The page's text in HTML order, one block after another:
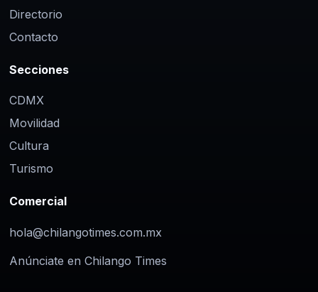
Directorio
Contacto
Secciones
CDMX
Movilidad
Cultura
Turismo
Comercial
hola@chilangotimes.com.mx
Anúnciate en Chilango Times